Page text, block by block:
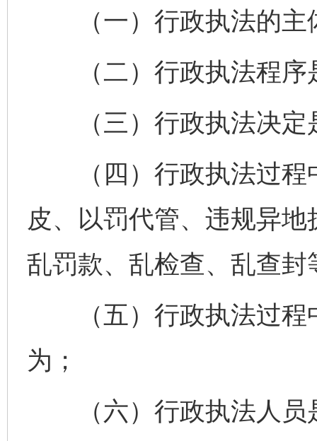
（一）行政执法的主
（二）行政执法程序
（三）行政执法决定
（四）行政执法过程
皮、以罚代管、违规异
乱罚款、乱检查、乱查
（五）行政执法过程
为；
（六）行政执法人员